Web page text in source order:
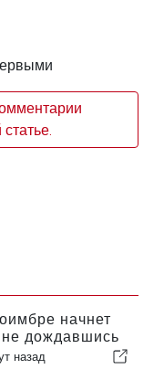
начнет
не дождавшись
назад